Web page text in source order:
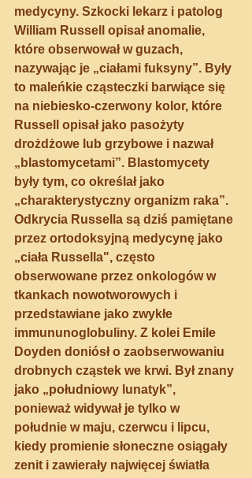
medycyny. Szkocki lekarz i patolog
William Russell opisał anomalie,
które obserwował w guzach,
nazywając je „ciałami fuksyny”. Były
to maleńkie cząsteczki barwiące się
na niebiesko-czerwony kolor, które
Russell opisał jako pasożyty
drożdżowe lub grzybowe i nazwał
„blastomycetami”. Blastomycety
były tym, co określał jako
„charakterystyczny organizm raka”.
Odkrycia Russella są dziś pamiętane
przez ortodoksyjną medycynę jako
„ciała Russella", często
obserwowane przez onkologów w
tkankach nowotworowych i
przedstawiane jako zwykłe
immununoglobuliny. Z kolei Emile
Doyden doniósł o zaobserwowaniu
drobnych cząstek we krwi. Był znany
jako „południowy lunatyk”,
ponieważ widywał je tylko w
południe w maju, czerwcu i lipcu,
kiedy promienie słoneczne osiągały
zenit i zawierały najwięcej światła